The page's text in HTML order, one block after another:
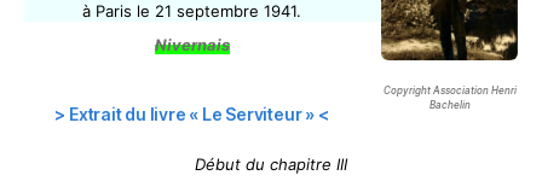
Copyright Association Henri
Bachelin
à Paris le 21 septembre 1941.
Nivernais
> Extrait du livre « Le Serviteur » <
Début du chapitre III